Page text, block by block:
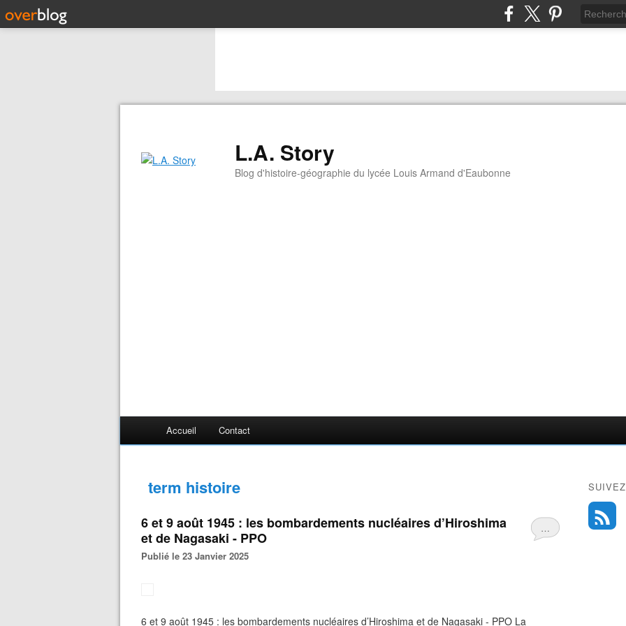
L.A. Story
Blog d'histoire-géographie du lycée Louis Armand d'Eaubonne
Accueil Contact
term histoire
…
6 et 9 août 1945 : les bombardements nucléaires d’Hiroshima
et de Nagasaki - PPO
Publié le 23 Janvier 2025
6 et 9 août 1945 : les bombardements nucléaires d’Hiroshima et de Nagasaki - PPO La